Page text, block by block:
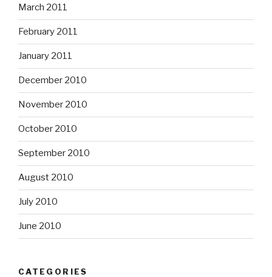
March 2011
February 2011
January 2011
December 2010
November 2010
October 2010
September 2010
August 2010
July 2010
June 2010
CATEGORIES